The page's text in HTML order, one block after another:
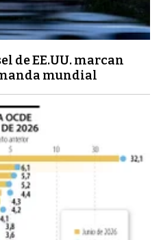
de EE.UU. marcan
mundial